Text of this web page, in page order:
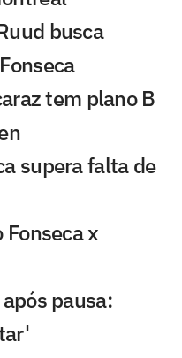
busca
tem plano B
supera falta de
Fonseca x
pausa: